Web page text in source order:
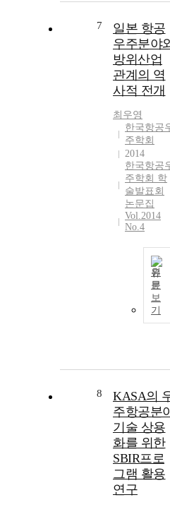
7
일본 항공
우주분야
방위산업
관계의 역
사적 전개
최우영
한국항공
주학회
2014
한국항공
주학회 학
술발표회
논문집
Vol.2014
No.4
원
문
보
기
8
KASA의
주항공분
기술 상용
화를 위한
SBIR프로
그램 활용
연구